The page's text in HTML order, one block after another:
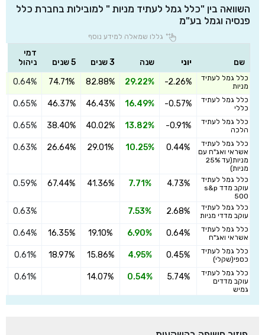
השוואה בין "כלל גמל לעתיד מניות " למובילות בחברת כלל
פנסיה וגמל בע"מ
גללו שמאלה למידע נוסף
שם יוני שנה 3 שנים 5 שנים
דמי
ניהול
כלל גמל לעתיד
מניות
-2.26%
29.22%
82.88%
74.71%
0.64%
כלל גמל לעתיד
כללי
-0.57%
16.49%
46.43%
46.37%
0.65%
כלל גמל לעתיד
הלכה
-0.91%
13.82%
40.02%
38.40%
0.65%
כלל גמל לעתיד
אשראי ואג"ח עם
מניות(עד 25%
מניות)
0.44%
10.25%
29.01%
26.64%
0.63%
כלל גמל לעתיד
עוקב מדד s&p
500
4.73%
7.71%
41.36%
67.44%
0.59%
כלל גמל לעתיד
עוקב מדדי מניות
2.68%
7.53%
0.63%
כלל גמל לעתיד
אשראי ואג"ח
0.64%
6.90%
19.10%
16.35%
0.64%
כלל גמל לעתיד
כספי(שקלי)
0.45%
4.95%
15.86%
18.97%
0.61%
כלל גמל לעתיד
עוקב מדדים
גמיש
5.74%
0.54%
14.07%
0.61%